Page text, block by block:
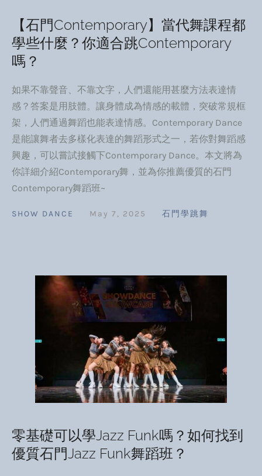
【石門Contemporary】當代舞課程都
學些什麼？你適合跳Contemporary
嗎？
如果不靠聲音、不靠文字，人們還能用甚麼方法表達情
感？答案是用肢體。讓身體成為情感的載體，突破常規框
架，人們通過舞蹈也能表達情感。Contemporary Dance
是能讓舞者去多樣化表達的舞蹈形式之一，若你對舞蹈感
興趣，可以嘗試接觸下Contemporary Dance。本文將為
你詳細介紹Contemporary舞，並為你推薦優質的石門
Contemporary舞蹈班~
SHOW DANCE May 7, 2025 石門學跳舞
零基礎可以學Jazz Funk嗎？如何找到
優質石門Jazz Funk舞蹈班？